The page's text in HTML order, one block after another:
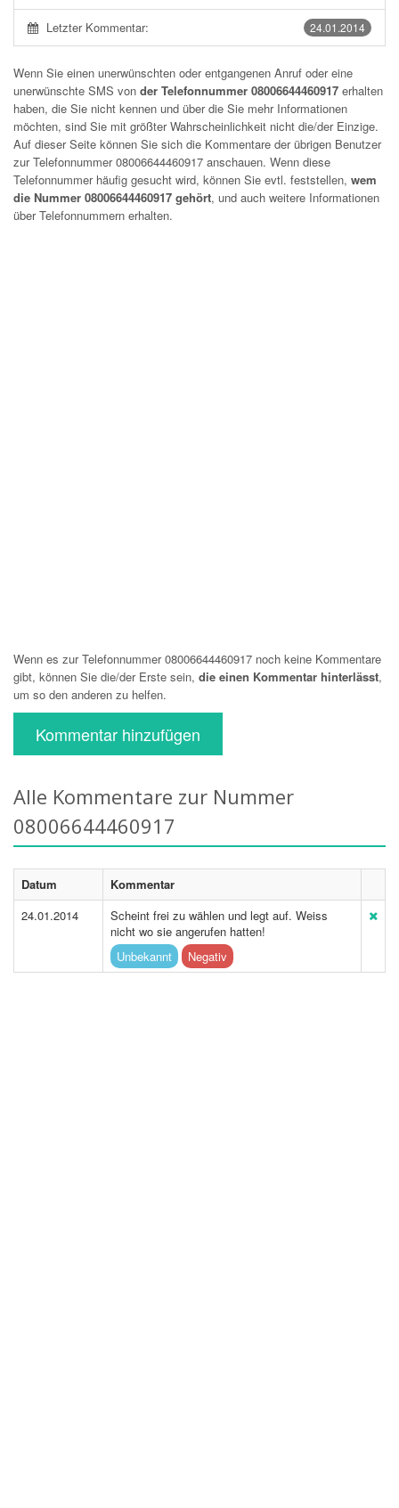
24.01.2014
Letzter Kommentar:
Wenn Sie einen unerwünschten oder entgangenen Anruf oder eine
unerwünschte SMS von der Telefonnummer 08006644460917 erhalten
haben, die Sie nicht kennen und über die Sie mehr Informationen
möchten, sind Sie mit größter Wahrscheinlichkeit nicht die/der Einzige.
Auf dieser Seite können Sie sich die Kommentare der übrigen Benutzer
zur Telefonnummer08006644460917 anschauen. Wenn diese
Telefonnummer häufig gesucht wird, können Sie evtl. feststellen, wem
die Nummer 08006644460917 gehört, und auch weitere Informationen
über Telefonnummern erhalten.
Wenn es zur Telefonnummer 08006644460917 noch keine Kommentare
gibt, können Sie die/der Erste sein, die einen Kommentar hinterlässt,
um so den anderen zu helfen.
Kommentar hinzufügen
Alle Kommentare zur Nummer
08006644460917
Datum
Kommentar
24.01.2014
Scheint frei zu wählen und legt auf. Weiss
nicht wo sie angerufen hatten!
Unbekannt
Negativ